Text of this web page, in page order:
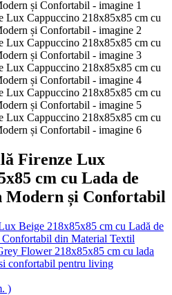
Firenze Lux
cm cu Lada de
Modern și Confortabil
Beige 218x85x85 cm cu Ladă de
din Material Textil
Flower 218x85x85 cm cu lada
confortabil pentru living
)